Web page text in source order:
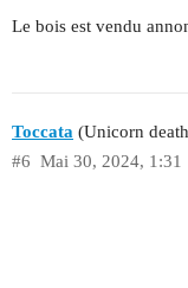
Le bois est vendu
Toccata (Unicorn
Mai 30, 2024, 1:31
#6